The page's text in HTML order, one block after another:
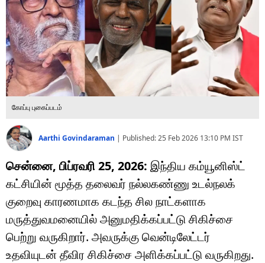
வலை கதைகள்
போட்டோ கேலரி
கோப்பு புகைப்படம்
Aarthi Govindaraman | Published:25 Feb 2026 13:10 PM IST
சென்னை, பிப்ரவரி 25, 2026: இந்திய கம்யூனிஸ்ட்
கட்சியின் மூத்த தலைவர் நல்லகண்ணு உடல்நலக்
குறைவு காரணமாக கடந்த சில நாட்களாக
மருத்துவமனையில் அனுமதிக்கப்பட்டு சிகிச்சை
பெற்று வருகிறார். அவருக்கு வென்டிலேட்டர்
உதவியுடன் தீவிர சிகிச்சை அளிக்கப்பட்டு வருகிறது.